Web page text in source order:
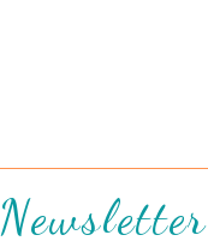
Newsletter